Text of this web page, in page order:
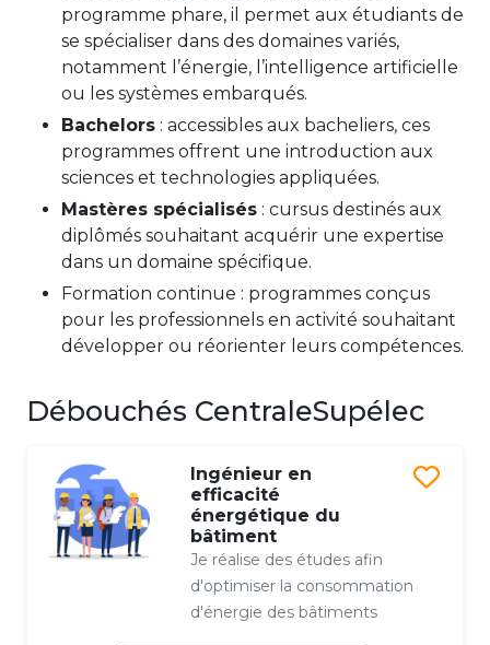
programme phare, il permet aux étudiants de
se spécialiser dans des domaines variés,
notamment l’énergie, l’intelligence artificielle
ou les systèmes embarqués.
Bachelors : accessibles aux bacheliers, ces
programmes offrent une introduction aux
sciences et technologies appliquées.
Mastères spécialisés : cursus destinés aux
diplômés souhaitant acquérir une expertise
dans un domaine spécifique.
Formation continue : programmes conçus
pour les professionnels en activité souhaitant
développer ou réorienter leurs compétences.
Débouchés CentraleSupélec
Ingénieur en
efficacité
énergétique du
bâtiment
Je réalise des études afin
d'optimiser la consommation
d'énergie des bâtiments